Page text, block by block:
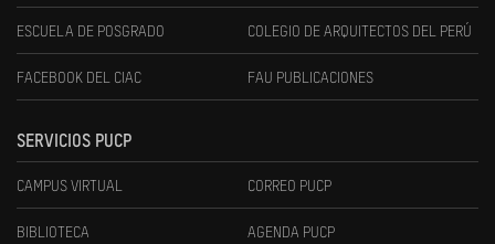
ESCUELA DE POSGRADO COLEGIO DE ARQUITECTOS DEL PERÚ
FACEBOOK DEL CIAC FAU PUBLICACIONES
SERVICIOS PUCP
CAMPUS VIRTUAL CORREO PUCP
BIBLIOTECA AGENDA PUCP